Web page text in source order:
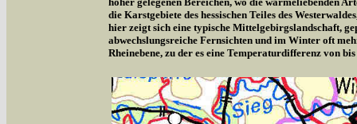
die Karstgebiete des hessischen Teiles des
hier zeigt sich eine typische Mittelgebirgslandschaft,
abwechslungsreiche Fernsichten und im Winter oft
Rheinebene, zu der es eine Temperaturdifferenz von